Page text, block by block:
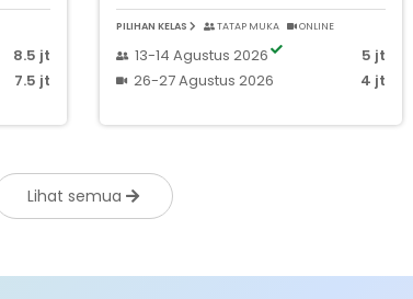
8.5 jt
7.5 jt
PILIHAN KELAS TATAP MUKA ONLINE
13-14 Agustus 2026
5 jt
26-27 Agustus 2026
4 jt
Lihat semua